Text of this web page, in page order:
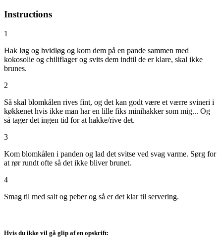
Instructions
1
Hak løg og hvidløg og kom dem på en pande sammen med
kokosolie og chiliflager og svits dem indtil de er klare, skal ikke
brunes.
2
Så skal blomkålen rives fint, og det kan godt være et værre svineri i
køkkenet hvis ikke man har en lille fiks minihakker som mig... Og
så tager det ingen tid for at hakke/rive det.
3
Kom blomkålen i panden og lad det svitse ved svag varme. Sørg for
at rør rundt ofte så det ikke bliver brunet.
4
Smag til med salt og peber og så er det klar til servering.
Hvis du ikke vil gå glip af en opskrift: